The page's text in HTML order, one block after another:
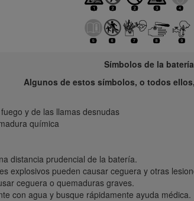
Símbolos de la batería
Algunos de estos símbolos, o todos
y de las llamas desnudas
química
distancia prudencial de la batería.
explosivos pueden causar ceguera y otras
ceguera o quemaduras graves.
con agua y busque rápidamente ayuda médica.